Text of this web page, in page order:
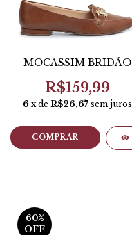
MOCASSIM BRIDÃO
R$159,99
6 x de R$26,67 sem juros
COMPRAR
60%
OFF